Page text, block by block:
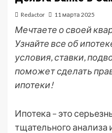
Redactor 11 марта 2025
Мечтаете о своей
Узнайте все об
условия, ставки,
поможет сделать
ипотеки!
Ипотека – это
тщательного анализа